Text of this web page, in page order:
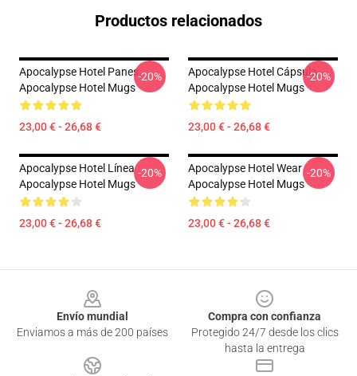
Productos relacionados
Apocalypse Hotel Panes
Apocalypse Hotel Mugs
23,00 € - 26,68 €
-20%
Apocalypse Hotel Cápsula
Apocalypse Hotel Mugs
23,00 € - 26,68 €
-20%
Apocalypse Hotel Línea
Apocalypse Hotel Mugs
23,00 € - 26,68 €
-20%
Apocalypse Hotel Wear
Apocalypse Hotel Mugs
23,00 € - 26,68 €
-20%
Envío mundial
Enviamos a más de 200 países
Compra con confianza
Protegido 24/7 desde los clics
hasta la entrega